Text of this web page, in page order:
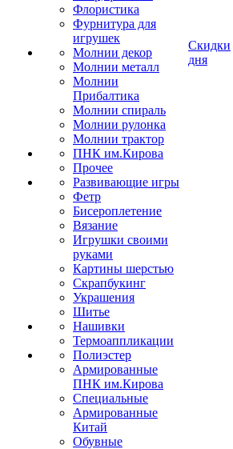
Флористика
Фурнитура для
игрушек
Молнии декор
Молнии металл
Молнии
Прибалтика
Молнии спираль
Молнии рулонка
Молнии трактор
ПНК им.Кирова
Прочее
Развивающие игры
Фетр
Бисероплетение
Вязание
Игрушки своими
руками
Картины шерстью
Скрапбукинг
Украшения
Шитье
Нашивки
Термоаппликации
Полиэстер
Армированные
ПНК им.Кирова
Специальные
Армированные
Китай
Обувные
Скидки
дня